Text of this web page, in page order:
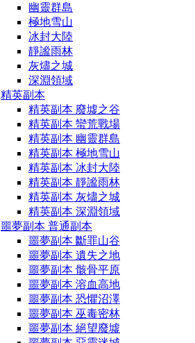
幽靈群島
極地雪山
冰封大陸
靜謐雨林
灰燼之城
深淵領域
精英副本
精英副本 廢墟之谷
精英副本 蠻荒戰場
精英副本 幽靈群島
精英副本 極地雪山
精英副本 冰封大陸
精英副本 靜謐雨林
精英副本 灰燼之城
精英副本 深淵領域
噩夢副本 普通副本
噩夢副本 斷罪山谷
噩夢副本 遺失之地
噩夢副本 骸骨平原
噩夢副本 溶血高地
噩夢副本 恐懼沼澤
噩夢副本 巫毒密林
噩夢副本 絕望廢墟